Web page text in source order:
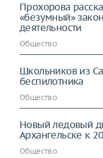
Прохорова
«безумный»
деятельности
Общество
Школьников из
беспилотника
Общество
Новый ледовый
Архангельске к
Общество